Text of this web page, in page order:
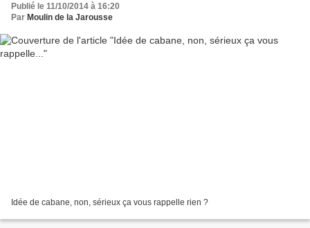
Publié le 11/10/2014 à 16:20
Par Moulin de la Jarousse
Idée de cabane, non, sérieux ça vous rappelle rien ?